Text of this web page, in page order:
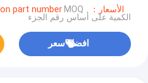
الأسعار：Confirm price based on part number
الكمية على أساس رقم الجزء
افضل سعر